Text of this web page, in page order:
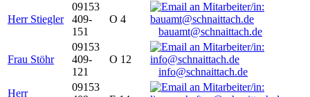
Herr Stiegler
09153
409-
151
O 4
bauamt@schnaittach.de
Frau Stöhr
09153
409-
121
O 12
info@schnaittach.de
Herr
09153